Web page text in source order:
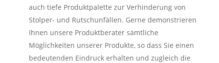
auch tiefe Produktpalette zur Verhinderung von
Stolper- und Rutschunfällen. Gerne demonstrieren
Ihnen unsere Produktberater sämtliche
Möglichkeiten unserer Produkte, so dass Sie einen
bedeutenden Eindruck erhalten und zugleich die